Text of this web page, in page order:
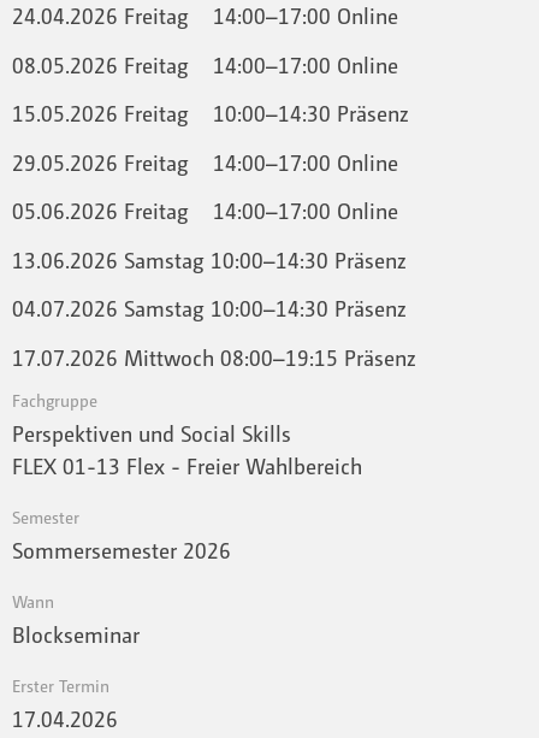
24.04.2026 Freitag 14:00–17:00 Online
08.05.2026 Freitag 14:00–17:00 Online
15.05.2026 Freitag 10:00–14:30 Präsenz
29.05.2026 Freitag 14:00–17:00 Online
05.06.2026 Freitag 14:00–17:00 Online
13.06.2026 Samstag 10:00–14:30 Präsenz
04.07.2026 Samstag 10:00–14:30 Präsenz
17.07.2026 Mittwoch 08:00–19:15 Präsenz
Fachgruppe
Perspektiven und Social Skills
FLEX 01-13 Flex - Freier Wahlbereich
Semester
Sommersemester 2026
Wann
Blockseminar
Erster Termin
17.04.2026